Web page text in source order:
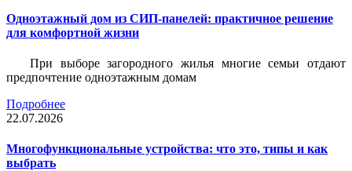
Одноэтажный дом из СИП-панелей: практичное решение
для комфортной жизни
При выборе загородного жилья многие семьи отдают
предпочтение одноэтажным домам
Подробнее
22.07.2026
Многофункциональные устройства: что это, типы и как
выбрать